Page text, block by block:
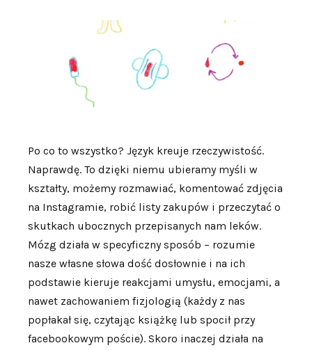
Po co to wszystko? Język kreuje rzeczywistość.
Naprawdę. To dzięki niemu ubieramy myśli w
kształty, możemy rozmawiać, komentować zdjęcia
na Instagramie, robić listy zakupów i przeczytać o
skutkach ubocznych przepisanych nam leków.
Mózg działa w specyficzny sposób – rozumie
nasze własne słowa dość dosłownie i na ich
podstawie kieruje reakcjami umysłu, emocjami, a
nawet zachowaniem fizjologią (każdy z nas
popłakał się, czytając książkę lub spocił przy
facebookowym poście). Skoro inaczej działa na